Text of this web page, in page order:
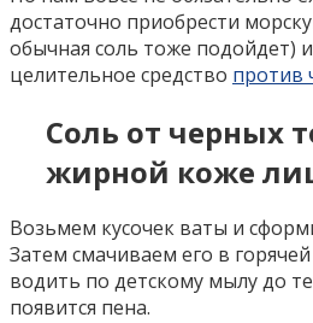
достаточно приобрести
обычная соль тоже подойдет)
целительное средство против
Соль от черных
жирной коже
Возьмем кусочек ваты и
Затем смачиваем его в
водить по детскому мылу до
появится пена.